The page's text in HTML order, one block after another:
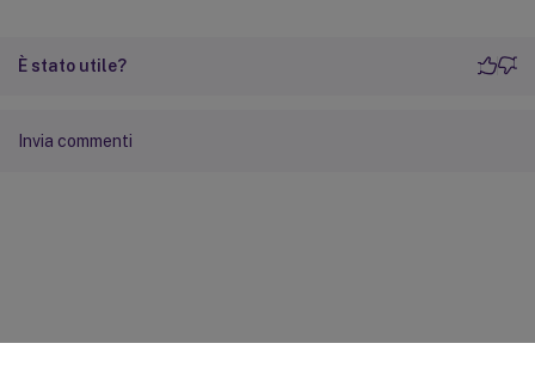
È stato utile?
Invia commenti